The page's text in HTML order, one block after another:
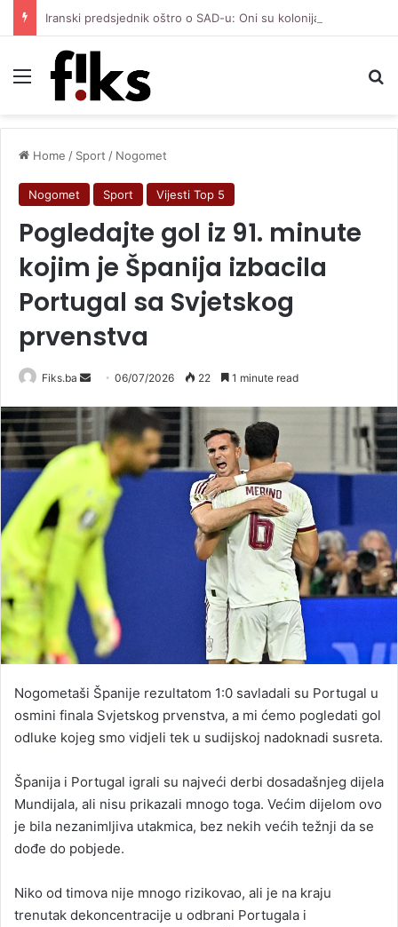
Menu
Home / Sport / Nogomet
Nogomet Sport Vijesti Top 5
Pogledajte gol iz 91. minute
kojim je Španija izbacila
Portugal sa Svjetskog
prvenstva
Fiks.ba
Send
email
06/07/2026 22 1 minute read
Nogometaši Španije rezultatom 1:0 savladali su Portugal u
osmini finala Svjetskog prvenstva, a mi ćemo pogledati gol
odluke kojeg smo vidjeli tek u sudijskoj nadoknadi susreta.
Španija i Portugal igrali su najveći derbi dosadašnjeg dijela
Mundijala, ali nisu prikazali mnogo toga. Većim dijelom ovo
je bila nezanimljiva utakmica, bez nekih većih težnji da se
dođe do pobjede.
Niko od timova nije mnogo rizikovao, ali je na kraju
trenutak dekoncentracije u odbrani Portugala i